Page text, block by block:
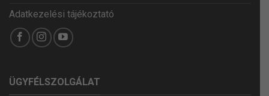
Adatkezelési tájékoztató
ÜGYFÉLSZOLGÁLAT